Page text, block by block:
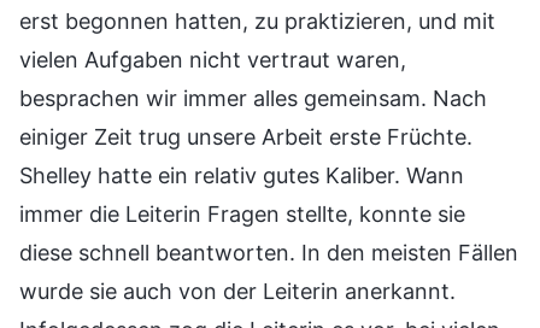
erst begonnen hatten, zu praktizieren, und mit
vielen Aufgaben nicht vertraut waren,
besprachen wir immer alles gemeinsam. Nach
einiger Zeit trug unsere Arbeit erste Früchte.
Shelley hatte ein relativ gutes Kaliber. Wann
immer die Leiterin Fragen stellte, konnte sie
diese schnell beantworten. In den meisten Fällen
wurde sie auch von der Leiterin anerkannt.